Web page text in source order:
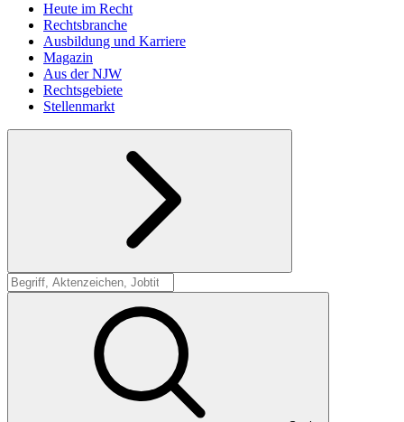
Heute im Recht
Rechtsbranche
Ausbildung und Karriere
Magazin
Aus der NJW
Rechtsgebiete
Stellenmarkt
Suche